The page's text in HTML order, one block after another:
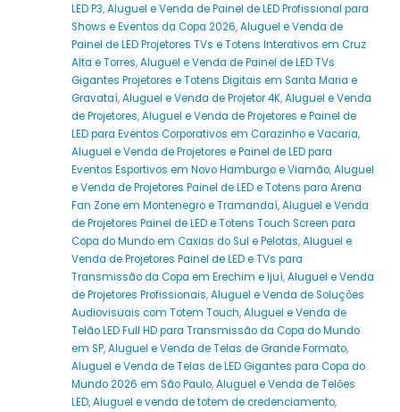
LED P3,Aluguel e Venda de Painel de LED Profissional para
Shows e Eventos da Copa 2026,Aluguel e Venda de
Painel de LED Projetores TVs e Totens Interativos em Cruz
Alta e Torres,Aluguel e Venda de Painel de LED TVs
Gigantes Projetores e Totens Digitais em Santa Maria e
Gravataí,Aluguel e Venda de Projetor 4K,Aluguel e Venda
de Projetores,Aluguel e Venda de Projetores e Painel de
LED para Eventos Corporativos em Carazinho e Vacaria,
Aluguel e Venda de Projetores e Painel de LED para
Eventos Esportivos em Novo Hamburgo e Viamão,Aluguel
e Venda de Projetores Painel de LED e Totens para Arena
Fan Zone em Montenegro e Tramandaí,Aluguel e Venda
de Projetores Painel de LED e Totens Touch Screen para
Copa do Mundo em Caxias do Sul e Pelotas,Aluguel e
Venda de Projetores Painel de LED e TVs para
Transmissão da Copa em Erechim e Ijuí,Aluguel e Venda
de Projetores Profissionais,Aluguel e Venda de Soluções
Audiovisuais com Totem Touch,Aluguel e Venda de
Telão LED Full HD para Transmissão da Copa do Mundo
em SP,Aluguel e Venda de Telas de Grande Formato,
Aluguel e Venda de Telas de LED Gigantes para Copa do
Mundo 2026 em São Paulo,Aluguel e Venda de Telões
LED,Aluguel e venda de totem de credenciamento,